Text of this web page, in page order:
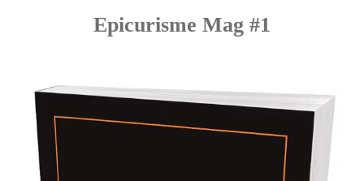
Epicurisme Mag #1